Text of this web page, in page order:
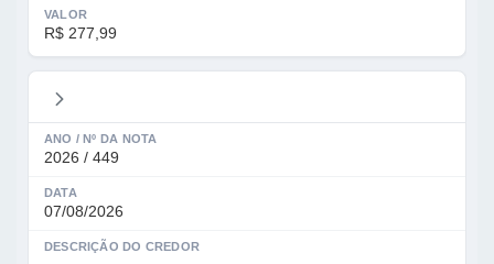
VALOR
R$ 277,99
ANO / Nº DA NOTA
2026 / 449
DATA
07/08/2026
DESCRIÇÃO DO CREDOR